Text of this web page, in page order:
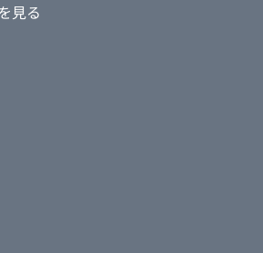
ことを教えてください。
、変わった点はわかりませんが、
ん、カップル、家族連れの集客に
順調ですよ。
見る